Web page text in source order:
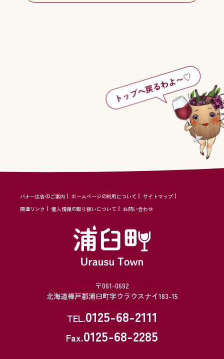
バナー広告のご案内 ホームページの利用について
サイトマップ
関連リンク
個人情報の取り扱いについて お問い合わせ
〒061-0692
北海道樺戸郡浦臼町字ウラウスナイ183-15
TEL.0125-68-2111
Fax.0125-68-2285